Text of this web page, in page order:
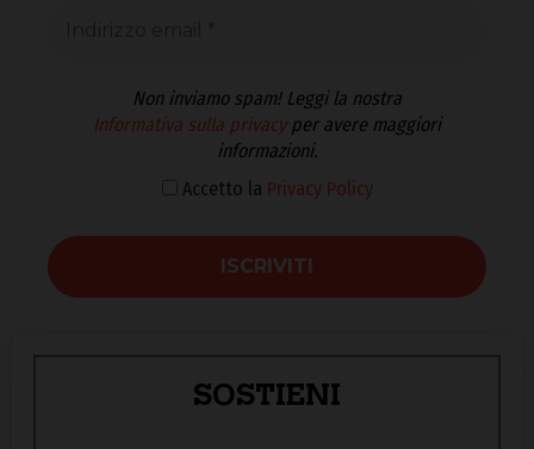
Non inviamo spam! Leggi la nostra
Informativa sulla privacyper avere maggiori
informazioni.
Accetto la Privacy Policy
SOSTIENI